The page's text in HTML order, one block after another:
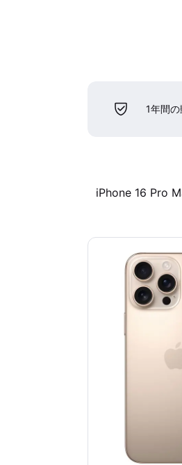
1年間
iPhone 16 Pro